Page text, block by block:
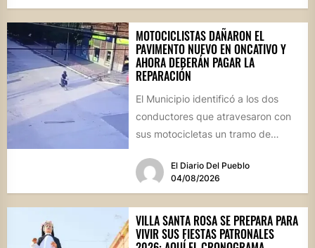
MOTOCICLISTAS DAÑARON EL
PAVIMENTO NUEVO EN ONCATIVO Y
AHORA DEBERÁN PAGAR LA
REPARACIÓN
El Municipio identificó a los dos
conductores que atravesaron con
sus motocicletas un tramo de
calle...
El Diario Del Pueblo
04/08/2026
VILLA SANTA ROSA SE PREPARA PARA
VIVIR SUS FIESTAS PATRONALES